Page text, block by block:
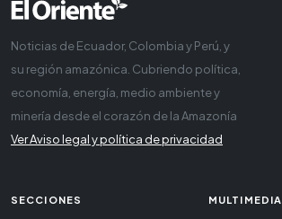
Noticias de Ecuador, Colombia y Perú, y
su región amazónica. Cubriendo política,
economía, energía, medio ambiente y
minería desde el corazón de la Amazonía
Ver Aviso legal y política de privacidad
SECCIONES MULTIMEDIA